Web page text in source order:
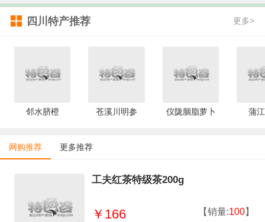
四川特产推荐 更多>
邻水脐橙 苍溪川明参 仪陇胭脂萝卜 蒲
网购推荐 更多推荐
工夫红茶特级茶200g
￥166 【销量:100】